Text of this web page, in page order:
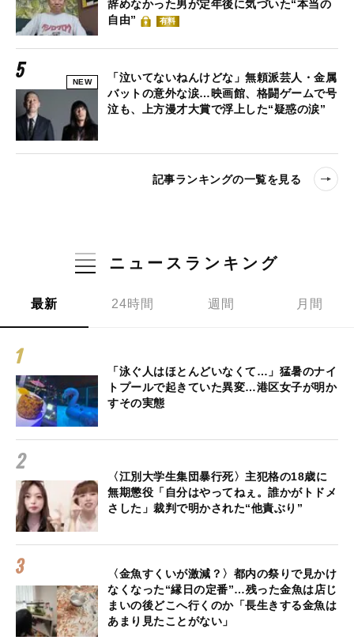
辞めなかった男が定年後に気づいた“本当の
自由”
有料
NEW
「泣いてないねんけどな」無頼派芸人・金属
バットの意外な涙…映画館、格闘ゲームで号
泣も、上方漫才大賞で浮上した“疑惑の涙”
記事ランキングの一覧を見る
ニュースランキング
最新 24時間 週間 月間
「泳ぐ人はほとんどいなくて…」猛暑のナイ
トプールで起きていた異変…港区女子が明か
すその実態
〈江別大学生集団暴行死〉主犯格の18歳に
無期懲役「自分はやってねぇ。誰かがトドメ
さした」裁判で明かされた“他責ぶり”
〈金魚すくいが激減？〉都内の祭りで見かけ
なくなった“縁日の定番”…残った金魚は店じ
まいの後どこへ行くのか「長生きする金魚は
あまり見たことがない」